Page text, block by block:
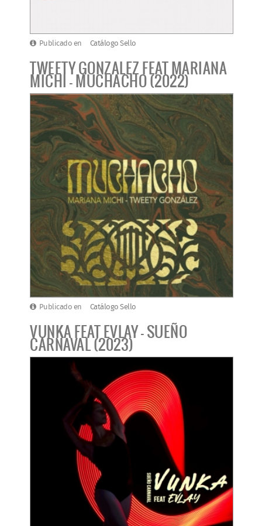
Publicado en Catálogo Sello
TWEETY GONZALEZ FEAT MARIANA
MICHI - MUCHACHO (2022)
Publicado en Catálogo Sello
VUNKA FEAT EVLAY - SUEÑO
CARNAVAL (2023)